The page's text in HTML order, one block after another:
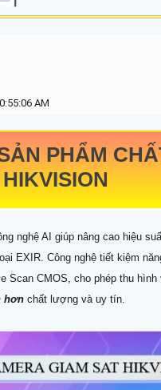
AM
PHẨM
HIKVISION
nghệ AI giúp nâng cao hiệu
EXIR. Công nghệ tiết kiệm
Scan CMOS, cho phép thu
hơn chất lượng và uy tín.